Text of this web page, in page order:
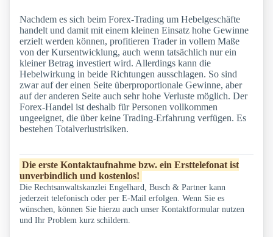
Nachdem es sich beim Forex-Trading um Hebelgeschäfte
handelt und damit mit einem kleinen Einsatz hohe Gewinne
erzielt werden können, profitieren Trader in vollem Maße
von der Kursentwicklung, auch wenn tatsächlich nur ein
kleiner Betrag investiert wird. Allerdings kann die
Hebelwirkung in beide Richtungen ausschlagen. So sind
zwar auf der einen Seite überproportionale Gewinne, aber
auf der anderen Seite auch sehr hohe Verluste möglich. Der
Forex-Handel ist deshalb für Personen vollkommen
ungeeignet, die über keine Trading-Erfahrung verfügen. Es
bestehen Totalverlustrisiken.
Die erste Kontaktaufnahme bzw. ein Ersttelefonat ist
unverbindlich und kostenlos!
Die Rechtsanwaltskanzlei Engelhard, Busch & Partner kann
jederzeit telefonisch oder per E-Mail erfolgen. Wenn Sie es
wünschen, können Sie hierzu auch unser Kontaktformular nutzen
und Ihr Problem kurz schildern.